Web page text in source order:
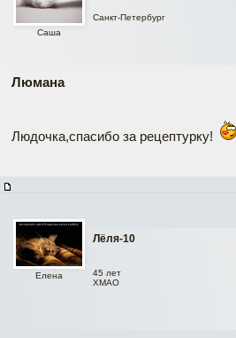
Саша
Санкт-Петербург
Люмана
Людочка,спасибо за рецептурку!
Лёля-10
Елена
45 лет
ХМАО